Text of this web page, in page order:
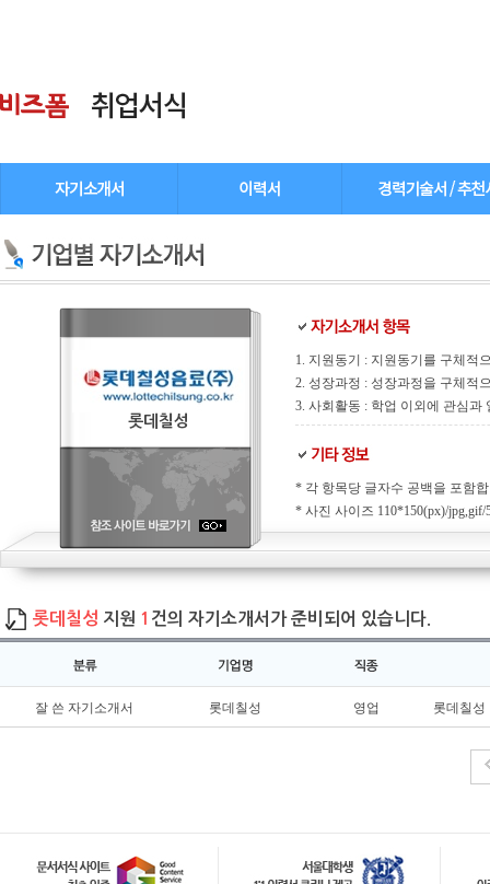
롯데칠성
1. 지원동기 : 지원동기를 구체적
2. 성장과정 : 성장과정을 구체적
3. 사회활동 : 학업 이외에 관심과
* 각 항목당 글자수 공백을 포함
* 사진 사이즈 110*150(px)/jpg,gif/
롯데칠성 지원 1 건의 자기소개서가 준비되어 있습니다.
잘 쓴 자기소개서 롯데칠성 영업 롯데칠성